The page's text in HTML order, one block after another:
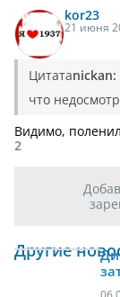
kor23
21 июня
Цитатаnickan:
что
Видимо,
2
Другие